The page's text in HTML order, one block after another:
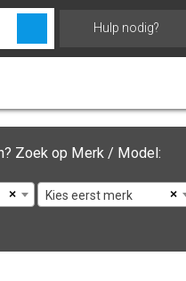
Hulp nodig?
Zoek op Merk / Model:
× ×
Kies eerst merk